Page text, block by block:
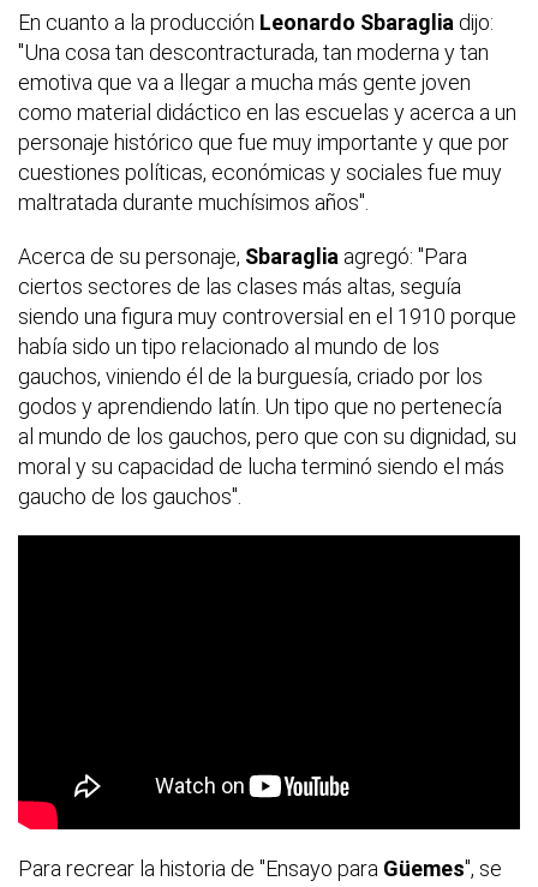
En cuanto a la producción Leonardo Sbaraglia dijo:
"Una cosa tan descontracturada, tan moderna y tan
emotiva que va a llegar a mucha más gente joven
como material didáctico en las escuelas y acerca a un
personaje histórico que fue muy importante y que por
cuestiones políticas, económicas y sociales fue muy
maltratada durante muchísimos años".
Acerca de su personaje, Sbaraglia agregó: "Para
ciertos sectores de las clases más altas, seguía
siendo una figura muy controversial en el 1910 porque
había sido un tipo relacionado al mundo de los
gauchos, viniendo él de la burguesía, criado por los
godos y aprendiendo latín. Un tipo que no pertenecía
al mundo de los gauchos, pero que con su dignidad, su
moral y su capacidad de lucha terminó siendo el más
gaucho de los gauchos".
Para recrear la historia de "Ensayo para Güemes", se